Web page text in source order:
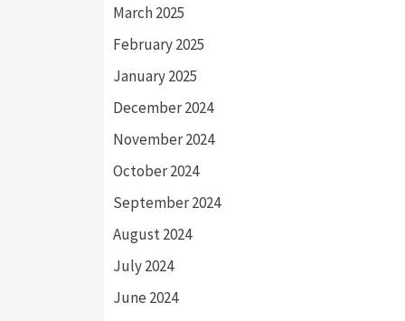
March 2025
February 2025
January 2025
December 2024
November 2024
October 2024
September 2024
August 2024
July 2024
June 2024